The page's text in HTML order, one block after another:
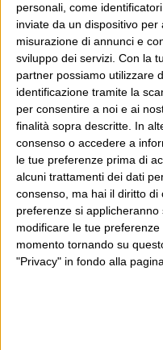
personali, come
inviate da un dispositivo
misurazione di annunci e
sviluppo dei servizi. Con la
partner possiamo utilizzare
identificazione tramite la
per consentire a noi e ai
finalità sopra descritte. In
consenso o accedere a
le tue preferenze prima di
alcuni trattamenti dei dati
consenso, ma hai il diritto
preferenze si
modificare le tue
momento tornando su
"Privacy" in fondo alla
In questo secondo
potrebbe piacerti
proprio da qui, e dal
questo blog dentro a
Poi il Post è cresciuto
un progetto
anni, grazie a chi lo
consiglia in giro.
Leggi il Post,